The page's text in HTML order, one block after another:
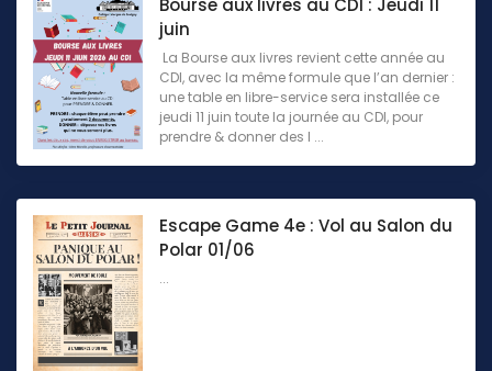
juin
La Bourse aux livres revient cette année au
CDI, avec la même formule que l’an dernier :
une table en libre-service sera installée ce
jeudi 11 juin toute la journée au CDI, pour
prendre & donner des l ...
Escape Game 4e : Vol au Salon du
Polar 01/06
...